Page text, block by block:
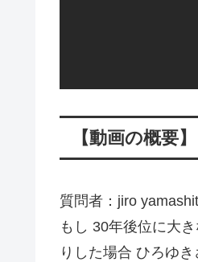
【動画の概要】
質問者：jiro
もし 30年後位に大
りした場合 ひろゆ